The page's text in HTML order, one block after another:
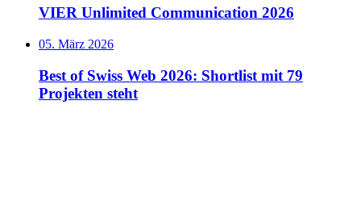
VIER Unlimited Communication 2026
05. März 2026
Best of Swiss Web 2026: Shortlist mit 79
Projekten steht